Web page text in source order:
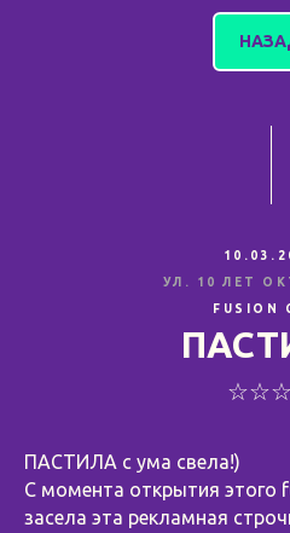
УЛ. 10 ЛЕТ
FUSION
ПАСТИЛА с ума свела!)
С момента открытия этого
засела эта рекламная